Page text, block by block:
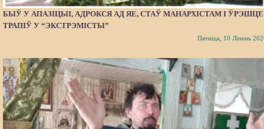
БЫЎ У АПАЗІЦЫІ, АДРОКСЯ АД ЯЕ, СТАЎ МАНАРХІСТАМ І ЎРЭШЦЕ
ТРАПІЎ У “ЭКСТРЭМІСТЫ”
Пятніца, 10 Ліпень